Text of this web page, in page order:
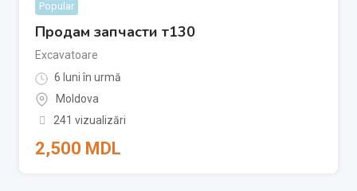
Popular
Продам запчасти т130
Excavatoare
6 luni în urmă
Moldova
241 vizualizări
2,500 MDL